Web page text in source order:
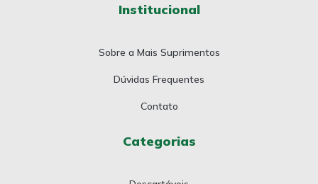
Institucional
Sobre a Mais Suprimentos
Dúvidas Frequentes
Contato
Categorias